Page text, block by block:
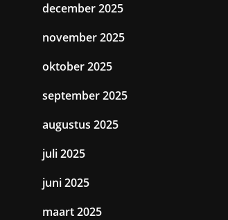
december 2025
november 2025
oktober 2025
september 2025
augustus 2025
juli 2025
juni 2025
maart 2025